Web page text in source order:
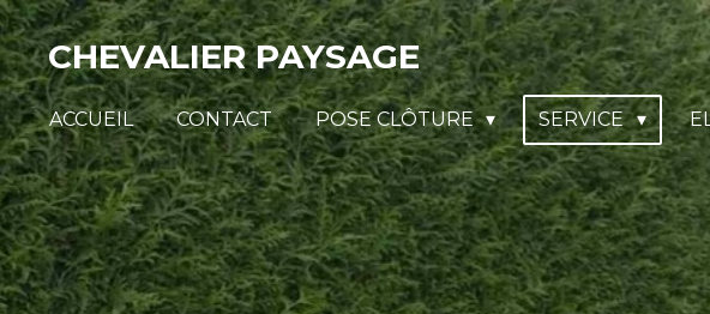
Passer
au
contenu
principal
CHEVALIER PAYSAGE
ACCUEIL CONTACT POSE CLÔTURE SERVICE